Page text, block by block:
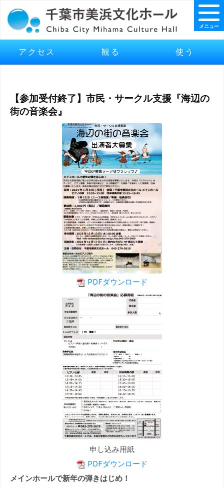
アクセス 観る 使う
メニュー
【参加受付終了】市民・サークル支援『海辺の
街の音楽会』
PDFダウンロード
申し込み用紙
PDFダウンロード
メインホールで新年の弾きはじめ！